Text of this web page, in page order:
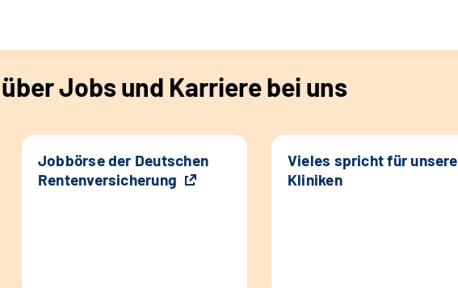
Jobs und Karriere bei uns
Jobbörse der Deutschen
Rentenversicherung
Vieles spricht für unsere
Kliniken